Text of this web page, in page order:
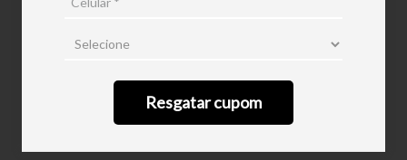
Resgatar cupom